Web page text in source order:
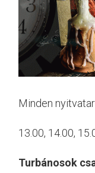
Minden
13.00, 14.00,
Turbánosok